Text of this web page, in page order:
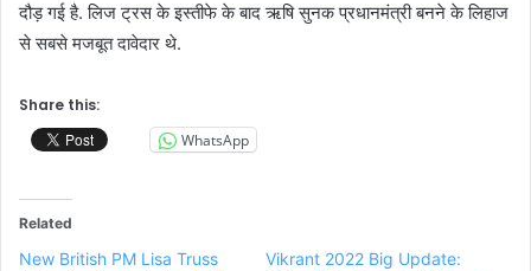
दौड़ गई है. लिज ट्रस के इस्तीफे के बाद ऋषि सुनक प्रधानमंत्री बनने के लिहाज
से सबसे मजबूत दावेदार थे.
Share this:
WhatsApp
Related
New British PM Lisa Truss
Vikrant 2022 Big Update: